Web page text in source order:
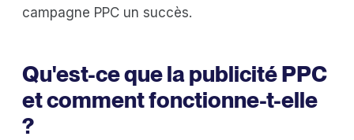
campagne PPC un succès.
Qu'est-ce que la publicité PPC
et comment fonctionne-t-elle
?